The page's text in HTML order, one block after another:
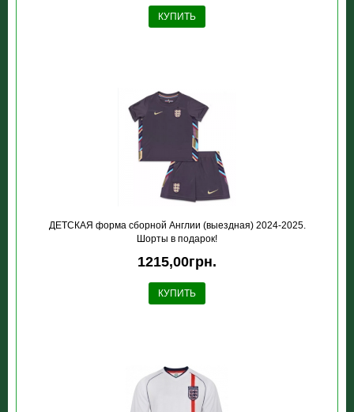
КУПИТЬ
ДЕТСКАЯ форма сборной Англии (выездная) 2024-2025.
Шорты в подарок!
1215,00грн.
КУПИТЬ